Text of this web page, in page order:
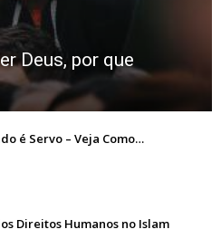
Deus, por que
é Servo – Veja Como…
Direitos Humanos no Islam